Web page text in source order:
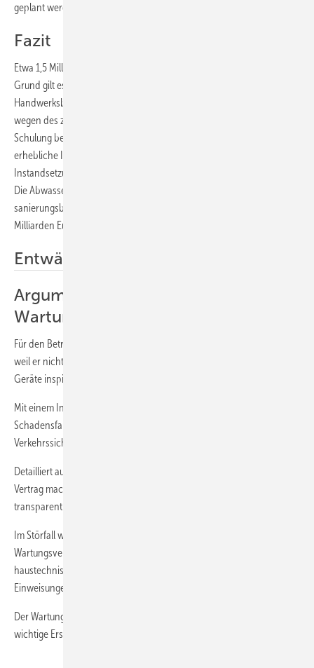
geplant werden kann.
Fazit
Etwa 1,5 Millionen Kilometer Entwässerungssysteme auf privatem
Grund gilt es in Deutschland zu prüfen. Wer als organisierter
Handwerksbetrieb in den Sanierungsmarkt investieren will, sollte sich
wegen des zeitlichen Vorlaufs bei seinem Landesverband um eine
Schulung bemühen. Auch gilt es, sich darauf einzustellen, dass
erhebliche Investitionen in die Ausrüstung für Kanalinspektion,
Instandsetzung sowie Dichtheitsprüfung anstehen (siehe Interview).
Die Abwassersysteme sind vermutlich bis zu 90 %
sanierungsbedürftig. In diesen Markt mit einem Volumen von 300
Milliarden Euro führt kein Schnupperkurs.
Entwässerung
Argumente für einen
Wartungsvertrag
Für den Betreiber wird der Verwaltungsaufwand deutlich verringert,
weil er nicht selbst nachweisen muss, wann welche Anlagen oder
Geräte inspiziert und gewartet werden müssen.
Mit einem Inspektions- und Wartungsvertrag kann der Betreiber im
Schadensfall den Nachweis führen, dass er seinen
Verkehrssicherungspflichten nachgekommen ist.
Detailliert ausgeschriebene Inspektions- und Wartungsarbeiten per
Vertrag machen dem Betreiber die Leistung nachvollziehbar und
transparent.
Im Störfall wird ein Fachbetrieb kurz­fristig vor Ort sein, wenn dies im
Wartungsvertrag festgelegt ist. Weil dem Servicetechniker die
haustechnische Anlage vertraut ist, bedarf es nicht erst zeitraubender
Einweisungen.
Der Wartungsfachbetrieb ist mit Verschleißteilen vertraut und hält
wichtige Ersatzteile auf Lager.